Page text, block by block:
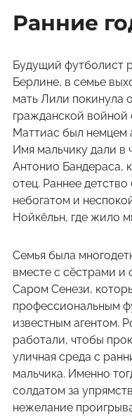
Ранние
Будущий футболист
Берлине, в семье
мать Лили покинула
гражданской войной
Маттиас был немцем
Имя мальчику дали в
Антонио Бандераса,
отец. Раннее
небогатом и
Нойкёльн, где жило
Семья была
вместе с сёстрами
Саром Сенези,
профессиональным
известным агентом.
работали, чтобы
уличная среда с
мальчика. Именно
солдатом за
нежелание